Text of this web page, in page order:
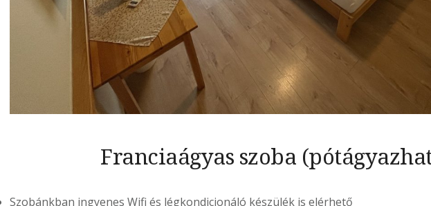
Franciaágyas szoba
Szobánkban ingyenes Wifi és légkondicionáló készülék is elérhető